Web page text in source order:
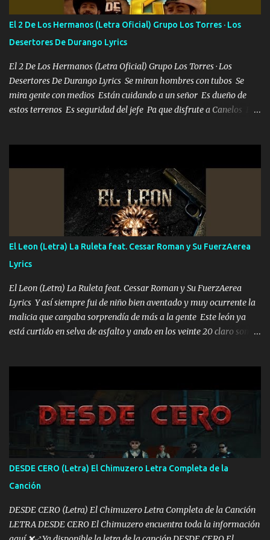
cuenta chequeen gráficas del kitch
El 2 De Los Hermanos (Letra Oficial) Grupo Los Torres · Los
Desertores De Durango Lyrics
El 2 De Los Hermanos (Letra Oficial) Grupo Los Torres · Los
Desertores De Durango Lyrics Se miran hombres con tubos Se
mira gente con medios Están cuidando a un señor Es dueño de
estos terrenos Es seguridad del jefe Pa que disfrute a Canelos Es
ni tampoco las mujeres porque es platica de grandes por eso hay
que estar alegres doy las instrucciones para atender los deberes
Música Si es que salta algún problema de confianza tengo gente
ahí está el Hombre Cuarenta y también Pariente 7 arreglan
cualquier problema no más es cuestión que ordené NOS HACE
FALTA UN HERMANO DE CLAVE ERA EL 24 SIEMPRE FUE UN
HOMBRE VALIENTE POR ALGO M'URIÓ PELEAND0 SIEMPRE
VIO POR LA FAMILIA PARA QUE SIGA EL LEGADO Es el DOS de
los HERMANOS un cerebro inteligente y com...
El Leon (Letra) La Ruleta feat. Cessar Roman y Su FuerzAerea
Lyrics
El Leon (Letra) La Ruleta feat. Cessar Roman y Su FuerzAerea
Lyrics Y así siempre fui de niño bien aventado y muy ocurrente la
malicia que cargaba sorprendía de más a la gente Este león ya
está curtido en selva de asfalto y ando en los veinte 20 claro son
pa más pues hay charola les voy a dar hasta topar pues no hay de
otra Música Surcando bien mi camino voy por mi línea no veo a
los lados aquel que no corre vuela no se me duerm voy chicoteado
Ya pasé varias hazañas ya tienen rato que me agarran el colmillo
de este León los estatales no sé esperaron Al tiro esta la PrimiZa
también la nueve que cargo al lado doy la mano al que su amigo y
al traicionero damos pa abajo Y No me paran aquí hay pa más
pues hay charola les voy a dar hasta topar pues no hay de otra...
DESDE CERO (Letra) El Chimuzero Letra Completa de la
Canción
DESDE CERO (Letra) El Chimuzero Letra Completa de la Canción
LETRA DESDE CERO El Chimuzero encuentra toda la información